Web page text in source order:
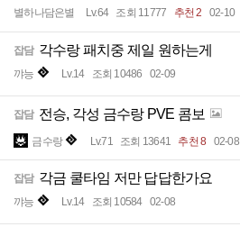
별하나담은별 Lv.64 조회 11777 추천 2 02-10
잡담 각수랑 패치중 제일 원하는게
꺄능 Lv.14 조회 10486 02-09
잡담 전승, 각성 금수랑 PVE 콤보
금수랑 Lv.71 조회 13641 추천 8 02-08
잡담 각금 쿨타임 저만 답답한가요
꺄능 Lv.14 조회 10584 02-08